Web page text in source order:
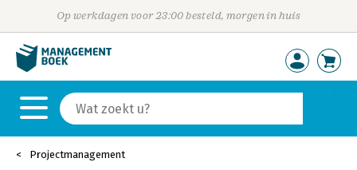
Op werkdagen voor 23:00 besteld, morgen in huis
Projectmanagement